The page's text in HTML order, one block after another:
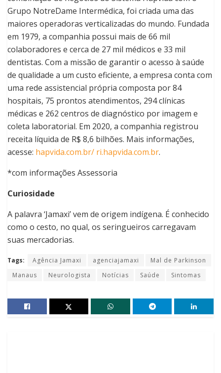
Grupo NotreDame Intermédica, foi criada uma das
maiores operadoras verticalizadas do mundo. Fundada
em 1979, a companhia possui mais de 66 mil
colaboradores e cerca de 27 mil médicos e 33 mil
dentistas. Com a missão de garantir o acesso à saúde
de qualidade a um custo eficiente, a empresa conta com
uma rede assistencial própria composta por 84
hospitais, 75 prontos atendimentos, 294 clínicas
médicas e 262 centros de diagnóstico por imagem e
coleta laboratorial. Em 2020, a companhia registrou
receita líquida de R$ 8,6 bilhões. Mais informações,
acesse: hapvida.com.br/ ri.hapvida.com.br.
*com informações Assessoria
Curiosidade
A palavra ‘Jamaxi’ vem de origem indígena. É conhecido
como o cesto, no qual, os seringueiros carregavam
suas mercadorias.
Tags: Agência Jamaxi agenciajamaxi
Mal de Parkinson
Manaus
Neurologista Notícias Saúde Sintomas